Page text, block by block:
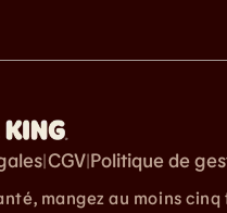
|CGV|Politique de
mangez au moins